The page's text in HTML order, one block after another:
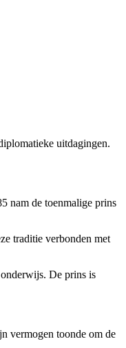
uitdagingen.
nam de toenmalige prins
traditie verbonden met
De prins is
vermogen toonde om de